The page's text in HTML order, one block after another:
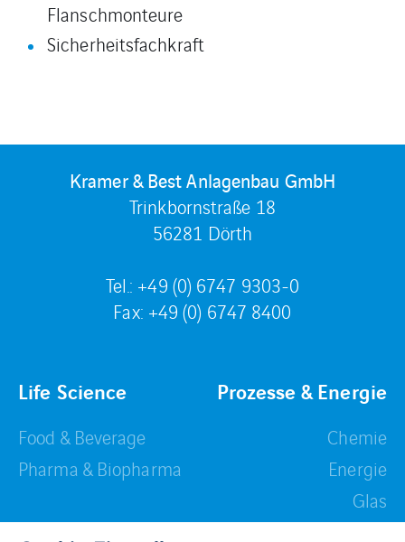
Flanschmonteure
Sicherheitsfachkraft
Kramer & Best Anlagenbau GmbH
Trinkbornstraße 18
56281 Dörth
Tel.: +49 (0) 6747 9303-0
Fax: +49 (0) 6747 8400
Life Science
Food & Beverage
Pharma & Biopharma
Prozesse & Energie
Chemie
Energie
Glas